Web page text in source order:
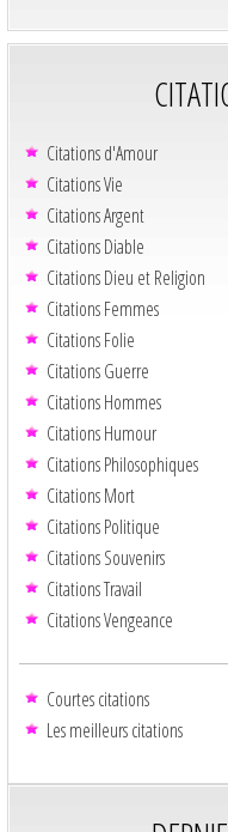
Citations d'Amour
Citations Vie
Citations Argent
Citations Diable
Citations Dieu et Religion
Citations Femmes
Citations Folie
Citations Guerre
Citations Hommes
Citations Humour
Citations Philosophiques
Citations Mort
Citations Politique
Citations Souvenirs
Citations Travail
Citations Vengeance
Courtes citations
Les meilleurs citations